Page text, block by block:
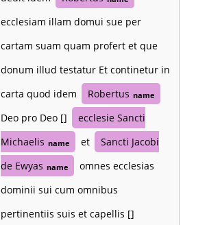
ecclesiam illam domui sue per
cartam suam quam profert et que
donum illud testatur Et continetur in
carta quod idem
Robertus name
Deo pro Deo []
ecclesie Sancti
Michaelis name et
Sancti Jacobi
de Ewyas name
omnes ecclesias
dominii sui cum omnibus
pertinentiis suis et capellis []